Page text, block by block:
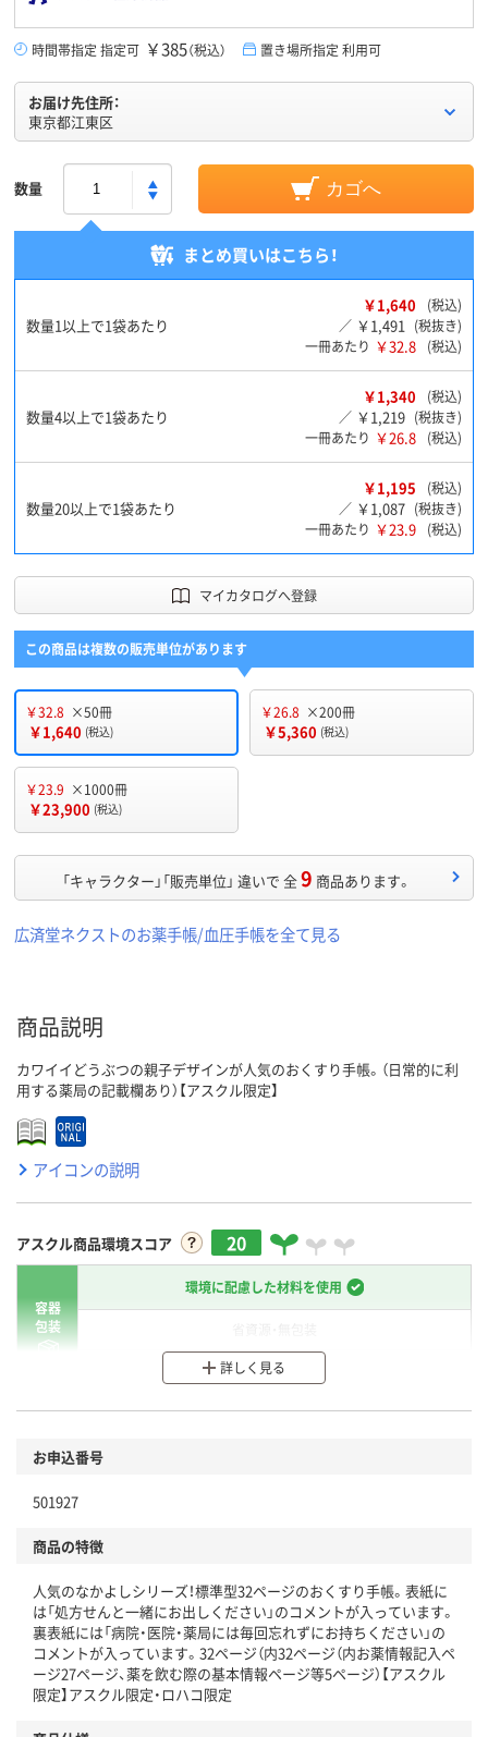
時間帯指定 指定可 ￥385（税込） 置き場所指定 利用可
お届け先住所：
東京都江東区
数量 カゴへ
まとめ買いはこちら！
数量1以上で1袋あたり
￥1,640
(税込)
／ ￥1,491 (税抜き)
一冊あたり ￥32.8 (税込)
数量4以上で1袋あたり
￥1,340
(税込)
／ ￥1,219 (税抜き)
一冊あたり ￥26.8 (税込)
数量20以上で1袋あたり
￥1,195
(税込)
／ ￥1,087 (税抜き)
一冊あたり ￥23.9 (税込)
マイカタログへ登録
この商品は複数の販売単位があります
￥32.8 ×50冊
￥1,640 (税込)
￥26.8 ×200冊
￥5,360 (税込)
￥23.9 ×1000冊
￥23,900 (税込)
「キャラクター」「販売単位」 違いで 全9 商品あります。
広済堂ネクストのお薬手帳/血圧手帳を全て見る
商品説明
カワイイどうぶつの親子デザインが人気のおくすり手帳。（日常的に利
用する薬局の記載欄あり）【アスクル限定】
アイコンの説明
アスクル商品環境スコア 20
容器
包装
環境に配慮した材料を使用
分別・リサイクルしやすい設計
商品
本体
仕組
アスクルで資源循環している
温室効果ガスなどの削減
この商品の環境配慮ポイントです。下記商品詳細「
詳しく見る
お申込番号
501927
商品の特徴
人気のなかよしシリーズ！標準型32ページのおくすり手帳。表紙に
は「処方せんと一緒にお出しください」のコメントが入っています。
裏表紙には「病院・医院・薬局には毎回忘れずにお持ちください」の
コメントが入っています。32ページ（内32ページ（内お薬情報記入ペ
ージ27ページ、薬を飲む際の基本情報ページ等5ページ）【アスクル
限定】アスクル限定・ロハコ限定